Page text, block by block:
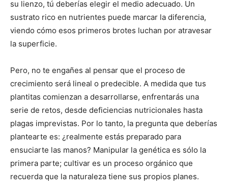
su lienzo, tú deberías elegir el medio adecuado. Un
sustrato rico en nutrientes puede marcar la diferencia,
viendo cómo esos primeros brotes luchan por atravesar
la superficie.
Pero, no te engañes al pensar que el proceso de
crecimiento será lineal o predecible. A medida que tus
plantitas comienzan a desarrollarse, enfrentarás una
serie de retos, desde deficiencias nutricionales hasta
plagas imprevistas. Por lo tanto, la pregunta que deberías
plantearte es: ¿realmente estás preparado para
ensuciarte las manos? Manipular la genética es sólo la
primera parte; cultivar es un proceso orgánico que
recuerda que la naturaleza tiene sus propios planes.